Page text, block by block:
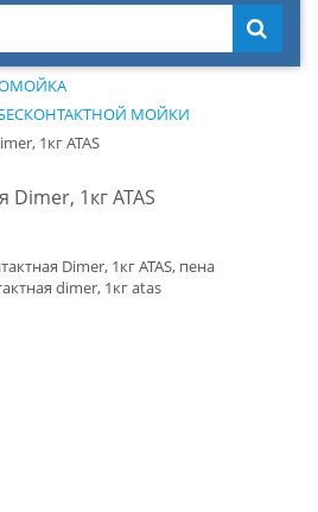
МОЙКИ
1кг ATAS
Dimer, 1кг ATAS